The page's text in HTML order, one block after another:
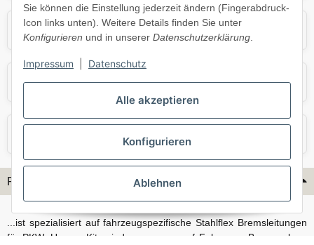
Alle akzeptieren
Konfigurieren
Ablehnen
Sie können die Einstellung jederzeit ändern (Fingerabdruck-
Icon links unten). Weitere Details finden Sie unter
Konfigurieren und in unserer Datenschutzerklärung.
Impressum Datenschutz
Opel Porsche
Skoda Smart
Flex-Hydraulik...
...ist spezialisiert auf fahrzeugspezifische Stahlflex Bremsleitungen
für PKW. Unsere Kits sind passgenau auf Fahrzeug, Bremsanlage